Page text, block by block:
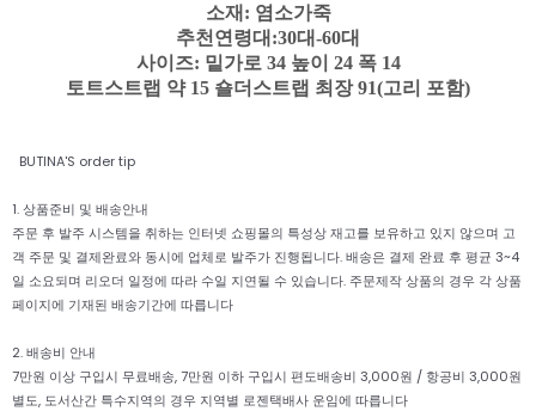
소재: 염소가죽
추천연령대:30대-60대
사이즈: 밑가로 34 높이 24 폭 14
토트스트랩 약 15 숄더스트랩 최장 91(고리 포함)
BUTINA'S order tip
1. 상품준비 및 배송안내
주문 후 발주 시스템을 취하는 인터넷 쇼핑몰의 특성상 재고를 보유하고 있지 않으며 고
객 주문 및 결제완료와 동시에 업체로 발주가 진행됩니다. 배송은 결제 완료 후 평균 3~4
일 소요되며 리오더 일정에 따라 수일 지연될 수 있습니다. 주문제작 상품의 경우 각 상품
페이지에 기재된 배송기간에 따릅니다
2. 배송비 안내
7만원 이상 구입시 무료배송, 7만원 이하 구입시 편도배송비 3,000원 / 항공비 3,000원
별도, 도서산간 특수지역의 경우 지역별 로젠택배사 운임에 따릅니다